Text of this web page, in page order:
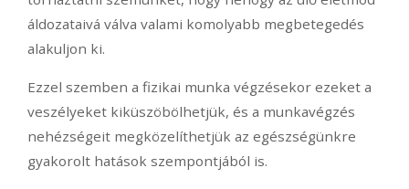
áldozataivá válva valami komolyabb megbetegedés
alakuljon ki.
Ezzel szemben a fizikai munka végzésekor ezeket a
veszélyeket kiküszöbölhetjük, és a munkavégzés
nehézségeit megközelíthetjük az egészségünkre
gyakorolt hatások szempontjából is.